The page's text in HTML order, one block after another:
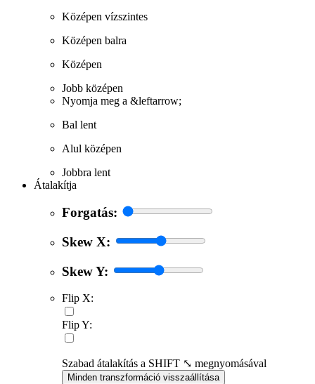
Középen vízszintes
Középen balra
Középen
Jobb középen
Nyomja meg a &leftarrow;
Bal lent
Alul középen
Jobbra lent
Átalakítja
Forgatás:
Skew X:
Skew Y:
Flip X:
Flip Y:
Szabad átalakítás a SHIFT ⤡ megnyomásával
Minden transzformáció visszaállítása